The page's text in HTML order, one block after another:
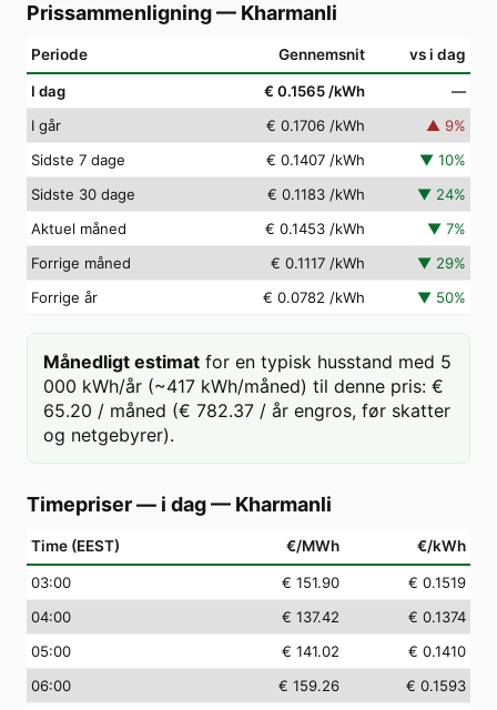
Prissammenligning— Kharmanli
Periode Gennemsnit vs i dag
I dag € 0.1565 /kWh
—
I går
€ 0.1706 /kWh ▲ 9%
Sidste 7 dage
€ 0.1407 /kWh ▼ 10%
Sidste 30 dage
€ 0.1183 /kWh ▼ 24%
Aktuel måned
€ 0.1453 /kWh ▼ 7%
Forrige måned
€ 0.1117 /kWh ▼ 29%
Forrige år
€ 0.0782 /kWh ▼ 50%
Månedligt estimat for en typisk husstand med 5
000 kWh/år (~417 kWh/måned) til denne pris: €
65.20 / måned (€ 782.37 / år engros, før skatter
og netgebyrer).
Timepriser — i dag— Kharmanli
Time (EEST) €/MWh €/kWh
03:00 € 151.90
€ 0.1519
04:00 € 137.42
€ 0.1374
05:00 € 141.02
€ 0.1410
06:00 € 159.26
€ 0.1593